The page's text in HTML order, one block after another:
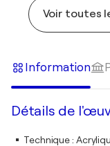
Voir toutes
Information
Détails de
Technique: